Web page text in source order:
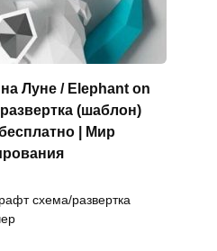
Луне / Elephant on
(шаблон)
| Мир
схема/развертка